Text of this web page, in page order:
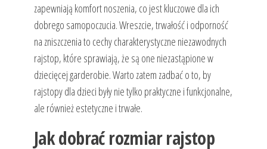
zapewniają komfort noszenia, co jest kluczowe dla ich
dobrego samopoczucia. Wreszcie, trwałość i odporność
na zniszczenia to cechy charakterystyczne niezawodnych
rajstop, które sprawiają, że są one niezastąpione w
dziecięcej garderobie. Warto zatem zadbać o to, by
rajstopy dla dzieci były nie tylko praktyczne i funkcjonalne,
ale również estetyczne i trwałe.
Jak dobrać rozmiar rajstop